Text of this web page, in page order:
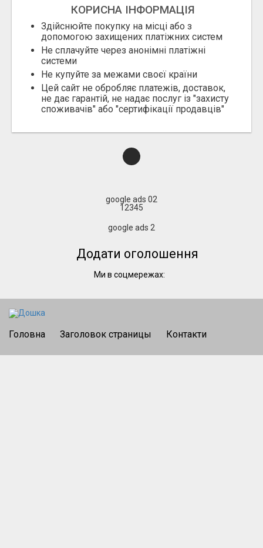
КОРИСНА ІНФОРМАЦІЯ
Здійснюйте покупку на місці або з
допомогою захищених платіжних систем
Не сплачуйте через анонімні платіжні
системи
Не купуйте за межами своєї країни
Цей сайт не обробляє платежів, доставок,
не дає гарантій, не надає послуг із "захисту
споживачів" або "сертифікації продавців"
google ads 02
12345
google ads 2
Додати оголошення
Ми в соцмережах:
Головна Заголовок страницы Контакти